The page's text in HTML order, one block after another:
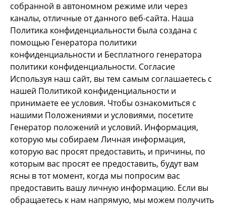
собранной в автономном режиме или через
каналы, отличные от данного веб-сайта. Наша
Политика конфиденциальности была создана с
помощью Генератора политики
конфиденциальности и Бесплатного генератора
политики конфиденциальности. Согласие
Используя наш сайт, вы тем самым соглашаетесь с
нашей Политикой конфиденциальности и
принимаете ее условия. Чтобы ознакомиться с
нашими Положениями и условиями, посетите
Генератор положений и условий. Информация,
которую мы собираем Личная информация,
которую вас просят предоставить, и причины, по
которым вас просят ее предоставить, будут вам
ясны в тот момент, когда мы попросим вас
предоставить вашу личную информацию. Если вы
обращаетесь к нам напрямую, мы можем получить